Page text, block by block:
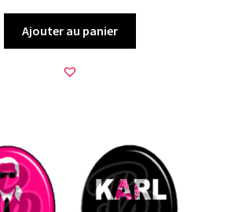
Ajouter au panier